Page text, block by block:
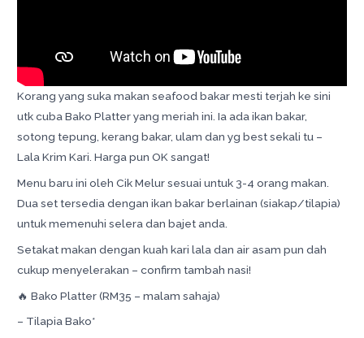
Korang yang suka makan seafood bakar mesti terjah ke sini
utk cuba Bako Platter yang meriah ini. Ia ada ikan bakar,
sotong tepung, kerang bakar, ulam dan yg best sekali tu –
Lala Krim Kari. Harga pun OK sangat!
Menu baru ini oleh Cik Melur sesuai untuk 3-4 orang makan.
Dua set tersedia dengan ikan bakar berlainan (siakap/tilapia)
untuk memenuhi selera dan bajet anda.
Setakat makan dengan kuah kari lala dan air asam pun dah
cukup menyelerakan – confirm tambah nasi!
🔥 Bako Platter (RM35 – malam sahaja)
– Tilapia Bako*